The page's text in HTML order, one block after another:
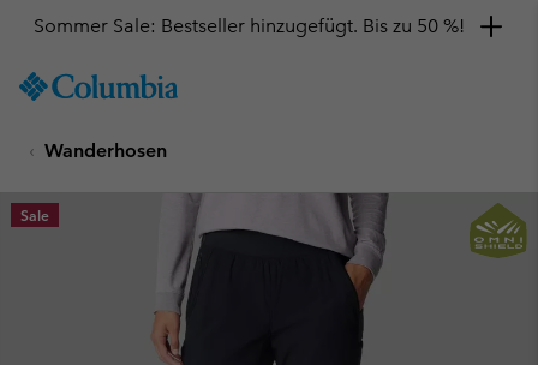
TO
SKIP
MAIN
NAV
Sommer Sale: Bestseller hinzugefügt. Bis zu 50 %!
Wanderhosen
Sale